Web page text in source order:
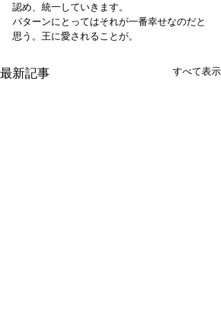
認め、統一していきます。
パターンにとってはそれが一番幸せなのだと
思う。王に愛されることが。
最新記事 すべて表示